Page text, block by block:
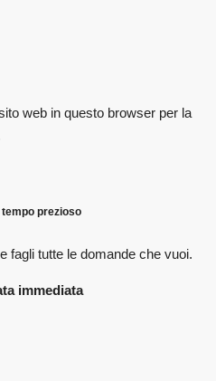
web in questo browser per la
prezioso
faglitutte le domande che vuoi.
immediata